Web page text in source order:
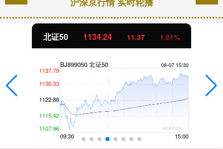
北证50 1134.24 11.37 1.01%